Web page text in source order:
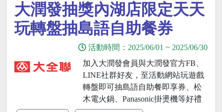
大潤發抽獎內湖店限定天天
玩轉盤抽島語自助餐券
活動時間： 2025/06/01 ~ 2025/06/30
加入大潤發會員與大潤發官方FB、
LINE社群好友，至活動網站玩遊戲
轉盤即可抽島語自助餐即享券、松
木電火鍋、Panasonic掛燙機等好禮